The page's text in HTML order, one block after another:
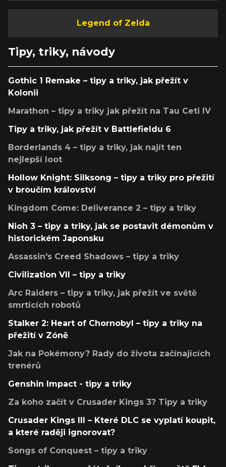
Legend of Zelda
Tipy, triky, návody
Gothic 1 Remake – tipy a triky, jak přežít v
Kolonii
Marathon – tipy a triky jak přežít na Tau Ceti IV
Tipy a triky, jak přežít v Battlefieldu 6
Borderlands 4 – tipy a triky, jak najít ten
nejlepší loot
Hollow Knight: Silksong – tipy a triky pro přežití
v broučím království
Kingdom Come: Deliverance 2 – tipy a triky
Nioh 3 – tipy a triky, jak se postavit démonům v
historickém Japonsku
Assassin's Creed Shadows – tipy a triky
Civilization VII – tipy a triky
Arc Raiders – tipy a triky, jak přežít ve světě
smrtících robotů
Stalker 2: Heart of Chornobyl – tipy a triky na
přežití v Zóně
Jak na Pokémony? Rady do života začínajících
trenérů
Genshin Impact - tipy a triky
Za koho začít v Crusader Kings 3? Tipy a triky
Crusader Kings III – Které DLC se vyplatí koupit,
a které raději ignorovat?
Songs of Conquest – tipy a triky